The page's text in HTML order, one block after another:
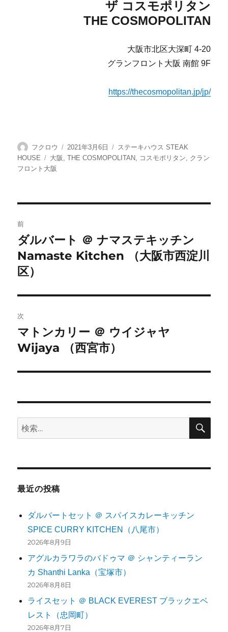
ザ コスモポリタン
THE COSMOPOLITAN
大阪市北区大深町 4-20
グランフロント大阪 南館 9F
https://thecosmopolitan.jp/jp/
投
稿
者
フクロウ
投
稿
2021年3月6日
カ
テ
ステーキハウス STEAK
HOUSE
タ
グ
大阪 ,THE COSMOPOLITAN コスモポリタン
クラン
フロント大阪
稿
ナ
ビ
ゲ
ー
シ
前
前
の
投
ダルバート ＠ ナマステキッチン
Namaste Kitchen （大阪市西淀川
区）
次
次
の
稿:
マトンカリー ＠ ウイジャヤ
Wijaya （西宮市）
検
索:
検
最近の投稿
ダルバートセット ＠ スパイスカレーキッチン
SPICE CURRY KITCHEN（八尾市）
2026年8月9日
アグルカラワラのバドゥマ ＠ シャンティーラン
カ Shanthi Lanka（宝塚市）
2026年8月8日
ライスセット ＠ BLACK EVEREST ブラックエベ
レスト（忠岡町）
2026年8月7日